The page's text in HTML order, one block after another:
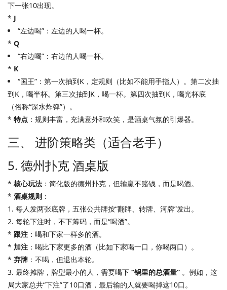
下一张10出现。
* J
“左边喝”：左边的人喝一杯。
* Q
“右边喝”：右边的人喝一杯。
* K
“国王”：第一次抽到K，定规则（比如不能用手指人）。第二次抽
到K，喝半杯。第三次抽到K，喝一杯。第四次抽到K，喝光杯底
（俗称“深水炸弹”）。
* 特点 ：规则丰富，充满意外和欢笑，是酒桌气氛的引爆器。
三、 进阶策略类（适合老手）
5. 德州扑克 酒桌版
* 核心玩法 ：简化版的德州扑克，但输赢不赌钱，而是喝酒。
* 酒桌规则 ：
1. 每人发两张底牌，五张公共牌按“翻牌、转牌、河牌”发出。
2. 每轮下注时，不下筹码，而是“喝酒”。
* 跟注 ：喝和下家一样多的酒。
* 加注 ：喝比下家更多的酒（比如下家喝一口，你喝两口）。
* 弃牌 ：不喝，但退出本轮。
3. 最终摊牌，牌型最小的人，需要喝下 “锅里的总酒量” 。例如，这
局大家总共“下注”了10口酒，最后输的人就要喝掉这10口。